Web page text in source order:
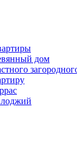
дом
лоджий